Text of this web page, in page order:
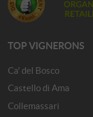
TOP VIGNERONS
Ca' del Bosco
Castello di Ama
Collemassari